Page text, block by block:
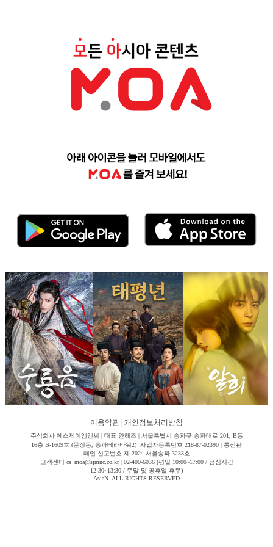
이용약관 개인정보처리방침
주식회사 에스제이엠엔씨 | 대표 안해조 | 서울특별시 송파구 송파대로 201, B동
16층 B-1609호 (문정동, 송파테라타워2) 사업자등록번호 218-87-02390 | 통신판
매업 신고번호 제-2024-서울송파-3233호
고객센터 cs_moa@sjmnc.co.kr | 02-400-6036 (평일 10:00~17:00 / 점심시간
12:30~13:30 / 주말 및 공휴일 휴무)
AsiaN. ALL RIGHTS RESERVED